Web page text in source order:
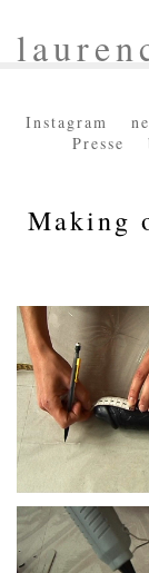
Instagram
Presse
Making